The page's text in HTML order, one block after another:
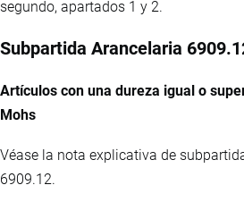
segundo, apartados 1 y 2.
Subpartida Arancelaria
Artículos con una dureza igual o
Mohs
Véase la nota explicativa de
6909.12.